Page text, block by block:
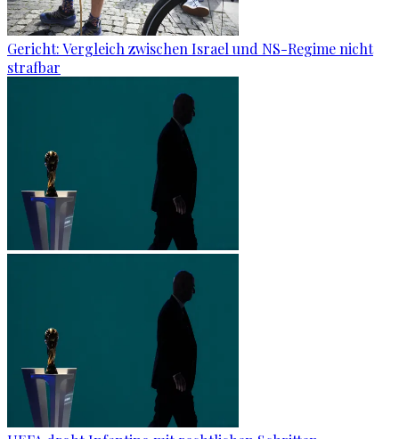
Gericht: Ver­gleich zwi­schen Is­ra­el und NS-Re­gime nicht
straf­bar